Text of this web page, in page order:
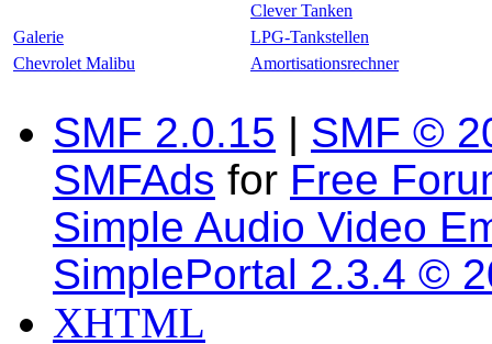
Clever Tanken
Galerie
LPG-Tankstellen
Chevrolet Malibu
Amortisationsrechner
SMF 2.0.15 | SMF ©
SMFAds for Free
Simple Audio Video
SimplePortal 2.3.4 ©
XHTML